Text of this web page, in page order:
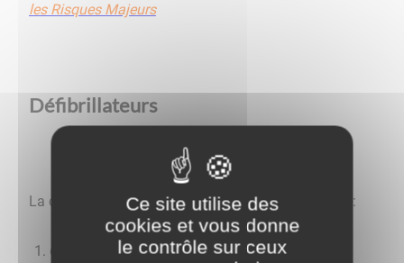
les Risques Majeurs
Défibrillateurs
La commune possède10 défibrillateurs , implantés :
dans la salle événementielle l'Empire(boulevard
Ce site utilise des
cookies et vous donne
le contrôle sur ceux